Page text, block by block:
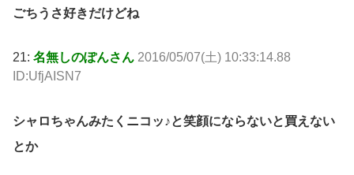
ごちうさ好きだけどね
21: 名無しのぽんさん 2016/05/07(土) 10:33:14.88
ID:UfjAISN7
シャロちゃんみたくニコッ♪と笑顔にならないと買えない
とか